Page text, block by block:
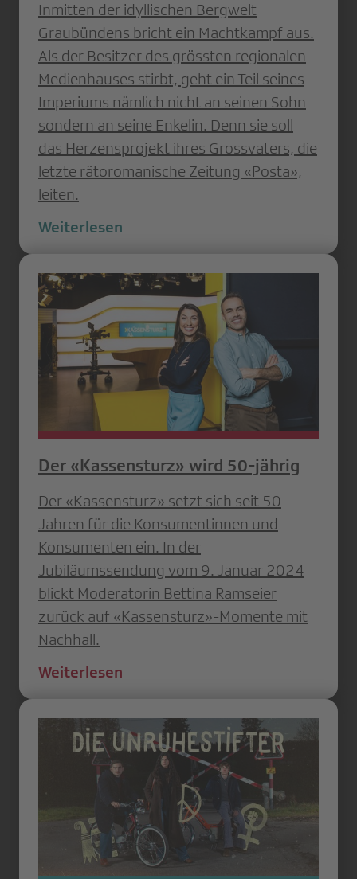
Inmitten der idyllischen Bergwelt
Graubündens bricht ein Machtkampf aus.
Als der Besitzer des grössten regionalen
Medienhauses stirbt, geht ein Teil seines
Imperiums nämlich nicht an seinen Sohn
sondern an seine Enkelin. Denn sie soll
das Herzensprojekt ihres Grossvaters, die
letzte rätoromanische Zeitung «Posta»,
leiten.
Weiterlesen
Der «Kassensturz» wird 50-jährig
Der «Kassensturz» setzt sich seit 50
Jahren für die Konsumentinnen und
Konsumenten ein. In der
Jubiläumssendung vom 9. Januar 2024
blickt Moderatorin Bettina Ramseier
zurück auf «Kassensturz»-Momente mit
Nachhall.
Weiterlesen